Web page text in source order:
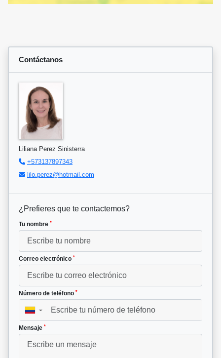
Contáctanos
Liliana Perez Sinisterra
+573137897343
lilo.perez@hotmail.com
¿Prefieres que te contactemos?
Tu nombre *
Correo electrónico *
Número de teléfono *
▼
Mensaje *